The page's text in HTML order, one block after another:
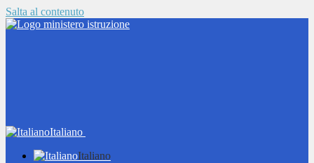
Salta al contenuto
Italiano
Italiano